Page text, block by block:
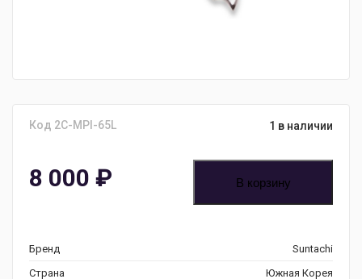
Код 2C-MPI-65L 1 в наличии
8 000 ₽ В корзину
Бренд
Suntachi
Страна
Южная Корея